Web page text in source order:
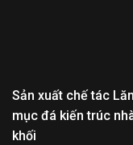
Sản xuất chế tác
mục đá kiến trúc
khối